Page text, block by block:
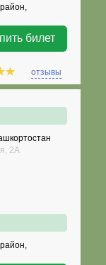
билет
отзывы
2А